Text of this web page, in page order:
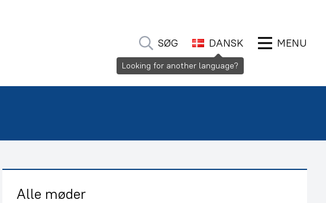
SØG DANSK MENU
Alle møder
Looking for another language?